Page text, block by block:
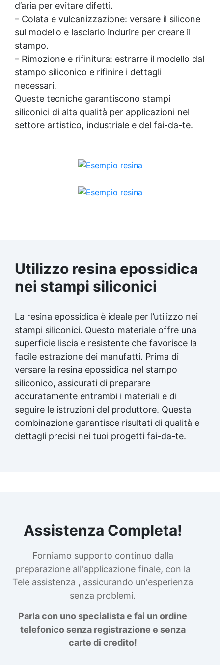
d’aria per evitare difetti.
– Colata e vulcanizzazione: versare il silicone
sul modello e lasciarlo indurire per creare il
stampo.
– Rimozione e rifinitura: estrarre il modello dal
stampo siliconico e rifinire i dettagli
necessari.
Queste tecniche garantiscono stampi
siliconici di alta qualità per applicazioni nel
settore artistico, industriale e del fai-da-te.
Utilizzo resina epossidica
nei stampi siliconici
La resina epossidica è ideale per l’utilizzo nei
stampi siliconici. Questo materiale offre una
superficie liscia e resistente che favorisce la
facile estrazione dei manufatti. Prima di
versare la resina epossidica nel stampo
siliconico, assicurati di preparare
accuratamente entrambi i materiali e di
seguire le istruzioni del produttore. Questa
combinazione garantisce risultati di qualità e
dettagli precisi nei tuoi progetti fai-da-te.
Assistenza Completa!
Forniamo supporto continuo dalla
preparazione all'applicazione finale, con la
Tele assistenza , assicurando un'esperienza
senza problemi.
Parla con uno specialista e fai un ordine
telefonico senza registrazione e senza
carte di credito!